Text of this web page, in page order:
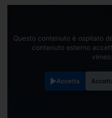
Questo contenuto è ospitato
contenuto esterno
Accetta